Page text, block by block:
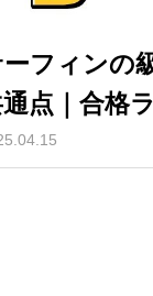
フィンの
点｜合格
？